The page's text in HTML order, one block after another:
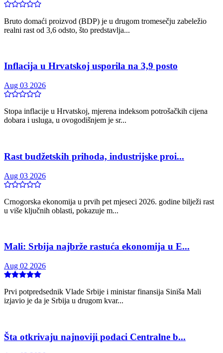
Bruto domaći proizvod (BDP) je u drugom tromesečju zabeležio
realni rast od 3,6 odsto, što predstavlja...
Inflacija u Hrvatskoj usporila na 3,9 posto
Aug 03 2026
Stopa inflacije u Hrvatskoj, mjerena indeksom potrošačkih cijena
dobara i usluga, u ovogodišnjem je sr...
Rast budžetskih prihoda, industrijske proi...
Aug 03 2026
Crnogorska ekonomija u prvih pet mjeseci 2026. godine bilježi rast
u više ključnih oblasti, pokazuje m...
Mali: Srbija najbrže rastuća ekonomija u E...
Aug 02 2026
Prvi potpredsednik Vlade Srbije i ministar finansija Siniša Mali
izjavio je da je Srbija u drugom kvar...
Šta otkrivaju najnoviji podaci Centralne b...